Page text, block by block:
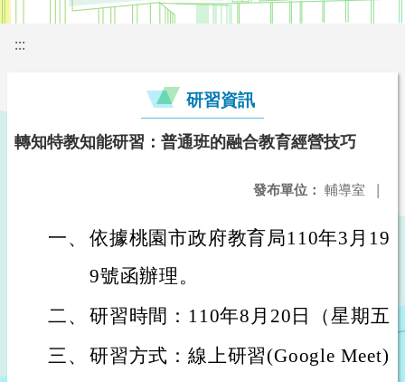
:::
研習資訊
轉知特教知能研習：普通班的融合教育經營技巧
發布單位： 輔導室 |
一、 依據桃園市政府教育局110年3月19
9號函辦理。
二、 研習時間：110年8月20日（星期五
三、 研習方式：線上研習(Google Meet)